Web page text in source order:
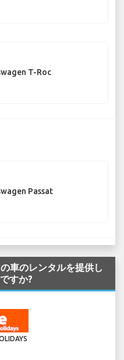
T-Roc
Passat
車のレンタルを提供し
すか?